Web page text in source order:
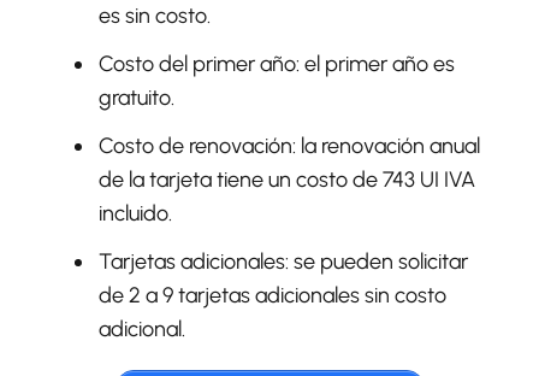
es sin costo.
Costo del primer año: el primer año es
gratuito.
Costo de renovación: la renovación anual
de la tarjeta tiene un costo de 743 UI IVA
incluido.
Tarjetas adicionales: se pueden solicitar
de 2 a 9 tarjetas adicionales sin costo
adicional.